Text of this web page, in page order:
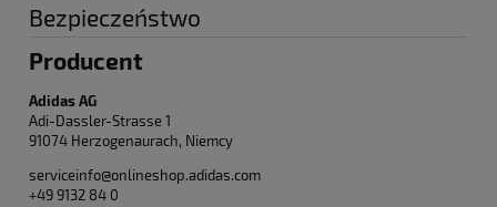
Bezpieczeństwo
Producent
Adidas AG
Adi-Dassler-Strasse 1
91074 Herzogenaurach, Niemcy
serviceinfo@onlineshop.adidas.com
+49 9132 84 0